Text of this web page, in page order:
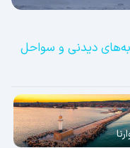
دیدنی و سواحل